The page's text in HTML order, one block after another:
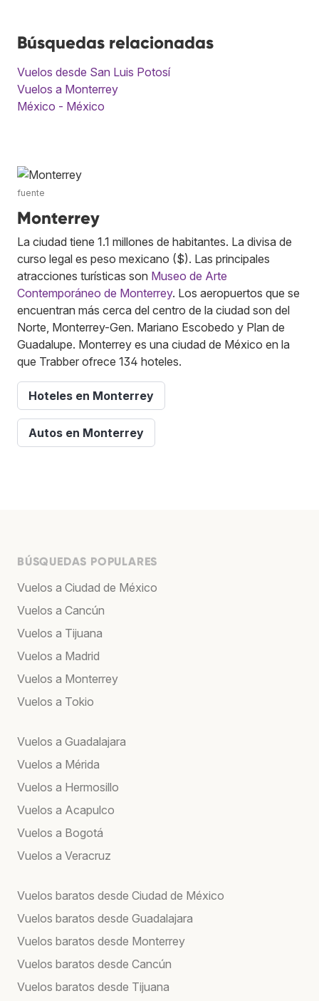
Búsquedas relacionadas
Vuelos desde San Luis Potosí
Vuelos a Monterrey
México - México
fuente
Monterrey
La ciudad tiene 1.1 millones de habitantes. La divisa de
curso legal es peso mexicano ($). Las principales
atracciones turísticas son Museo de Arte
Contemporáneo de Monterrey. Los aeropuertos que se
encuentran más cerca del centro de la ciudad son del
Norte, Monterrey-Gen. Mariano Escobedo y Plan de
Guadalupe. Monterrey es una ciudad de México en la
que Trabber ofrece 134 hoteles.
Hoteles en Monterrey
Autos en Monterrey
BÚSQUEDAS POPULARES
Vuelos a Ciudad de México
Vuelos a Cancún
Vuelos a Tijuana
Vuelos a Madrid
Vuelos a Monterrey
Vuelos a Tokio
Vuelos a Guadalajara
Vuelos a Mérida
Vuelos a Hermosillo
Vuelos a Acapulco
Vuelos a Bogotá
Vuelos a Veracruz
Vuelos baratos desde Ciudad de México
Vuelos baratos desde Guadalajara
Vuelos baratos desde Monterrey
Vuelos baratos desde Cancún
Vuelos baratos desde Tijuana